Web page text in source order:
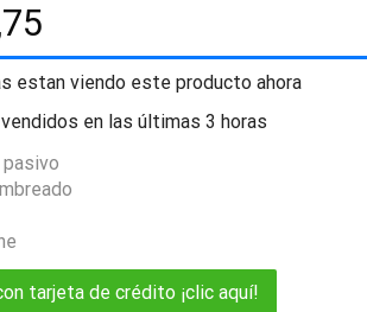
estan viendo este producto ahora
en las últimas 3 horas
tarjeta de crédito ¡clic aquí!